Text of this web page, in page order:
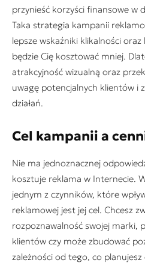
przynieść korzyści finansowe w
Taka strategia kampanii
lepsze wskaźniki klikalności
będzie Cię kosztować mniej.
atrakcyjność wizualną oraz
uwagę potencjalnych klientów i
działań.
Cel kampanii a
Nie ma jednoznacznej
kosztuje reklama w Internecie.
jednym z czynników, które
reklamowej jest jej cel. Chcesz
rozpoznawalność swojej marki,
klientów czy może zbudować
zależności od tego, co